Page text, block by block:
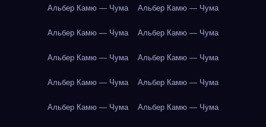
Альбер Камю — Чума Альбер Камю — Чума
Альбер Камю — Чума Альбер Камю — Чума
Альбер Камю — Чума Альбер Камю — Чума
Альбер Камю — Чума Альбер Камю — Чума
Альбер Камю — Чума Альбер Камю — Чума